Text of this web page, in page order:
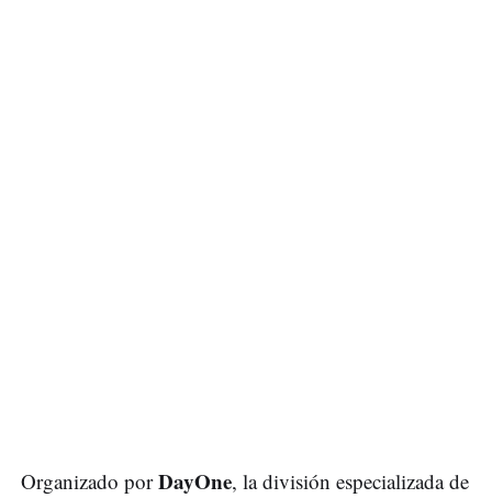
Organizado porDayOne, la división especializada de